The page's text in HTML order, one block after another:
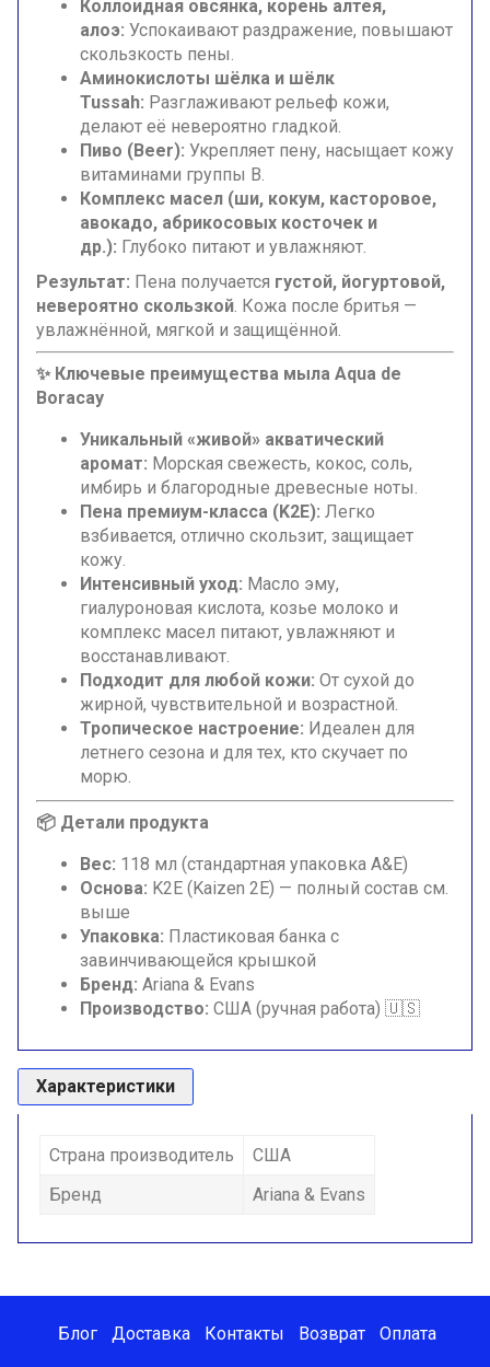
Коллоидная овсянка, корень алтея,
алоэ: Успокаивают раздражение, повышают
скользкость пены.
Аминокислоты шёлка и шёлк
Tussah: Разглаживают рельеф кожи,
делают её невероятно гладкой.
Пиво (Beer): Укрепляет пену, насыщает кожу
витаминами группы B.
Комплекс масел (ши, кокум, касторовое,
авокадо, абрикосовых косточек и
др.): Глубоко питают и увлажняют.
Результат: Пена получается густой, йогуртовой,
невероятно скользкой. Кожа после бритья —
увлажнённой, мягкой и защищённой.
✨ Ключевые преимущества мыла Aqua de
Boracay
Уникальный «живой» акватический
аромат: Морская свежесть, кокос, соль,
имбирь и благородные древесные ноты.
Пена премиум-класса (K2E): Легко
взбивается, отлично скользит, защищает
кожу.
Интенсивный уход: Масло эму,
гиалуроновая кислота, козье молоко и
комплекс масел питают, увлажняют и
восстанавливают.
Подходит для любой кожи: От сухой до
жирной, чувствительной и возрастной.
Тропическое настроение: Идеален для
летнего сезона и для тех, кто скучает по
морю.
📦 Детали продукта
Вес: 118 мл (стандартная упаковка A&E)
Основа: K2E (Kaizen 2E) — полный состав см.
выше
Упаковка: Пластиковая банка с
завинчивающейся крышкой
Бренд: Ariana & Evans
Производство: США (ручная работа) 🇺🇸
Характеристики
Страна производитель
США
Бренд
Ariana & Evans
Блог Доставка Контакты Возврат Оплата